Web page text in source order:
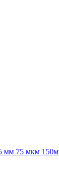
мм 75 мкм 150м